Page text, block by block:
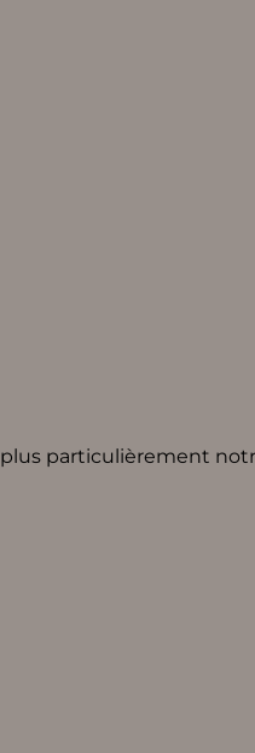
plus particulièrement